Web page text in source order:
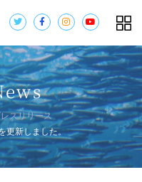
スリリース
更新しました。